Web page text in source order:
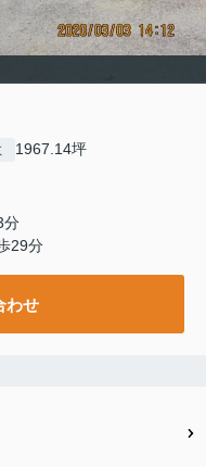
1967.14坪
分
29分
わせ